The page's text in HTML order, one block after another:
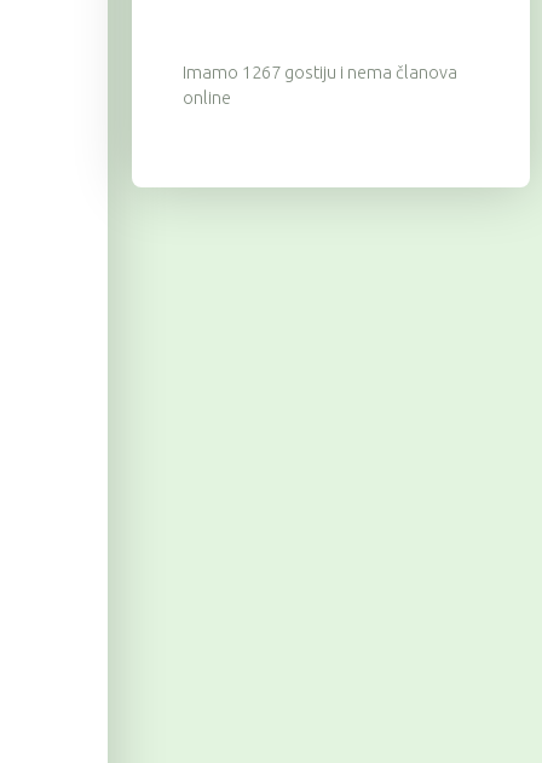
Imamo 1267 gostiju i nema članova
online